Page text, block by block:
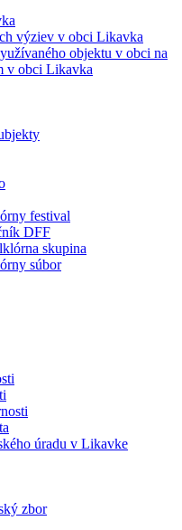
výziev v obci Likavka
objektu v obci na
v obci Likavka
festival
DFF
skupina
súbor
úradu v Likavke
zbor